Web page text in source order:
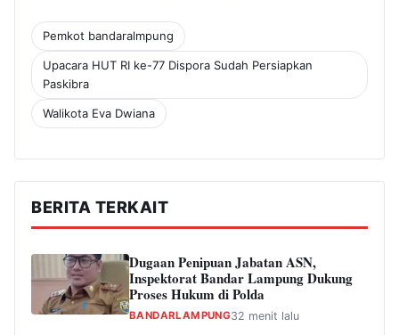
Pemkot bandaralmpung
Upacara HUT RI ke-77 Dispora Sudah Persiapkan
Paskibra
Walikota Eva Dwiana
BERITA TERKAIT
Dugaan Penipuan Jabatan ASN,
Inspektorat Bandar Lampung Dukung
Proses Hukum di Polda
BANDARLAMPUNG32 menit lalu